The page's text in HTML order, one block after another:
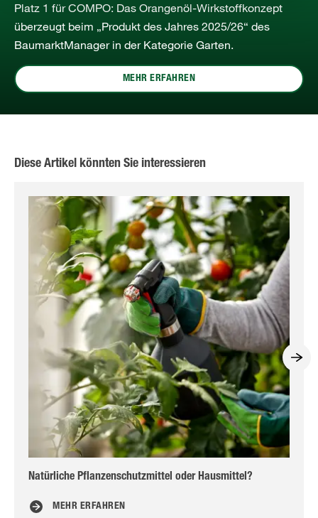
Platz 1 für COMPO: Das Orangenöl‑Wirkstoffkonzept
überzeugt beim „Produkt des Jahres 2025/26“ des
BaumarktManager in der Kategorie Garten.
MEHR ERFAHREN
Diese Artikel könnten Sie interessieren
Natürliche Pflanzenschutzmittel oder Hausmittel?
MEHR ERFAHREN